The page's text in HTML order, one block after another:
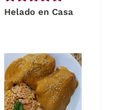
Helado en Casa